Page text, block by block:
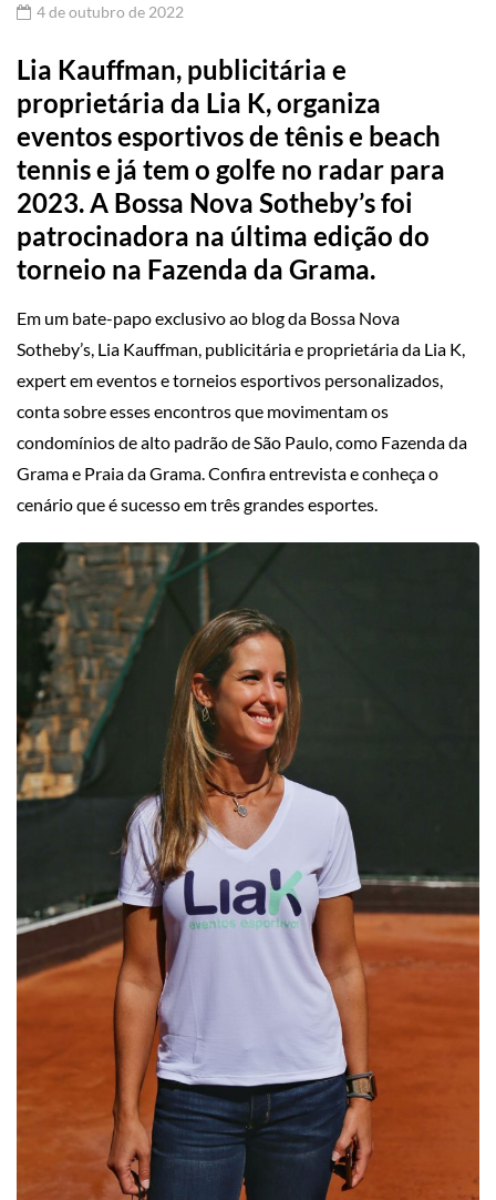
4 de outubro de 2022
Lia Kauffman, publicitária e
proprietária da Lia K, organiza
eventos esportivos de tênis e beach
tennis e já tem o golfe no radar para
2023. A Bossa Nova Sotheby’s foi
patrocinadora na última edição do
torneio na Fazenda da Grama.
Em um bate-papo exclusivo ao blog da Bossa Nova
Sotheby’s, Lia Kauffman, publicitária e proprietária da Lia K,
expert em eventos e torneios esportivos personalizados,
conta sobre esses encontros que movimentam os
condomínios de alto padrão de São Paulo, como Fazenda da
Grama e Praia da Grama. Confira entrevista e conheça o
cenário que é sucesso em três grandes esportes.